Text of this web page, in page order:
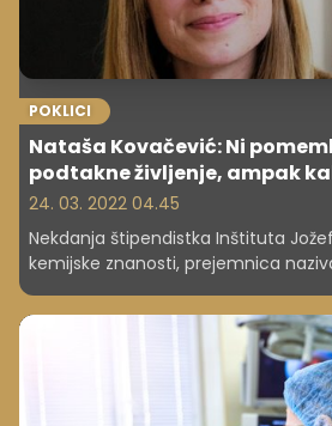
POKLICI
Nataša Kovačević: Ni
podtakne življenje, ampak
24. 03. 2022 04.45
Nekdanja štipendistka Inštituta
kemijske znanosti, prejemnica
Kovačević je ena najuspešnejših
lahko zgled mnogim, še posebej
deklet, ki šele razmišljajo o